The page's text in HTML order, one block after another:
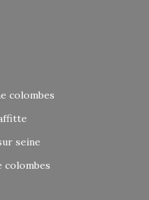
colombes
seine
colombes